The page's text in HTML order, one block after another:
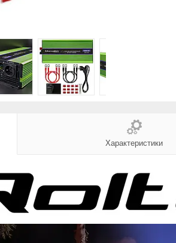
Характеристики